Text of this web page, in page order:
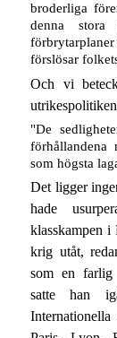
broderliga
denna
förslösar
Och vi
"De
förhållandena
som högsta
Det ligger
hade
klasskampen i
krig utåt,
som en farlig
satte han